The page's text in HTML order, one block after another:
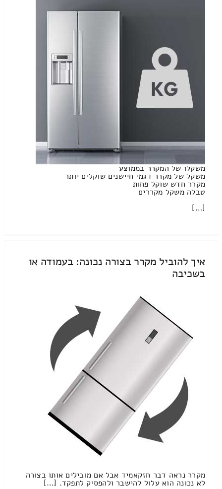
משקלו של המקרר בממוצע
משקל של מקרר דגמי חיישנים שוקלים יותר
מקרר חדש שוקל פחות
טבלה משקל מקררים
[…]
איך להוביל מקרר בצורה נכונה: בעמודה או
בשכיבה
מקרר נראה דבר חזקאמיד אבל אם מובילים אותו בצורה
לא נכונה הוא עלול להישבר ולהפסיק לתפקד. […]